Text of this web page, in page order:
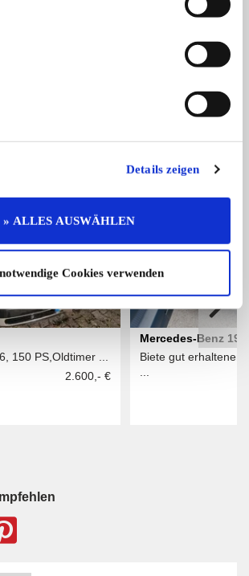
Details zeigen
» ALLES AUSWÄHLEN
Cookies verwenden
Türschweller u ...
150 PS,Oldtimer ...
2.600,- €
Mercedes-Benz 190
Turbodiesel
Biete gut erhaltenen